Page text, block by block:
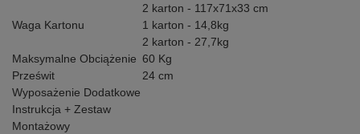
2 karton - 117x71x33 cm
Waga Kartonu
1 karton - 14,8kg
2 karton - 27,7kg
Maksymalne Obciążenie 60 Kg
Prześwit
24 cm
Wyposażenie Dodatkowe
Instrukcja + Zestaw
Montażowy